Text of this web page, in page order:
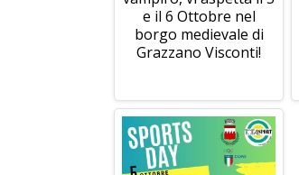
e il 6 Ottobre nel
borgo medievale di
Grazzano Visconti!